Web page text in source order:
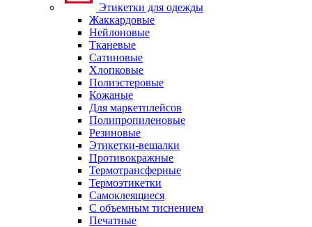
Этикетки для одежды
Жаккардовые
Нейлоновые
Тканевые
Сатиновые
Хлопковые
Полиэстеровые
Кожаные
Для маркетплейсов
Полипропиленовые
Резиновые
Этикетки-вешалки
Противокражные
Термотрансферные
Термоэтикетки
Самоклеящиеся
С объемным тиснением
Печатные